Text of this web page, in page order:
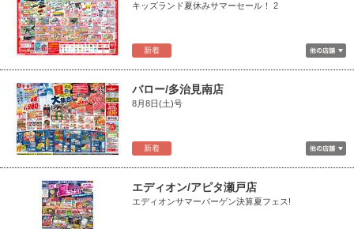
新着
キッズランド夏休みサマーセール！ 2
新着
バロー/多治見南店
8月8日(土)号
エディオン/アピタ瀬戸店
エディオンサマーバーゲン決算夏フェス!